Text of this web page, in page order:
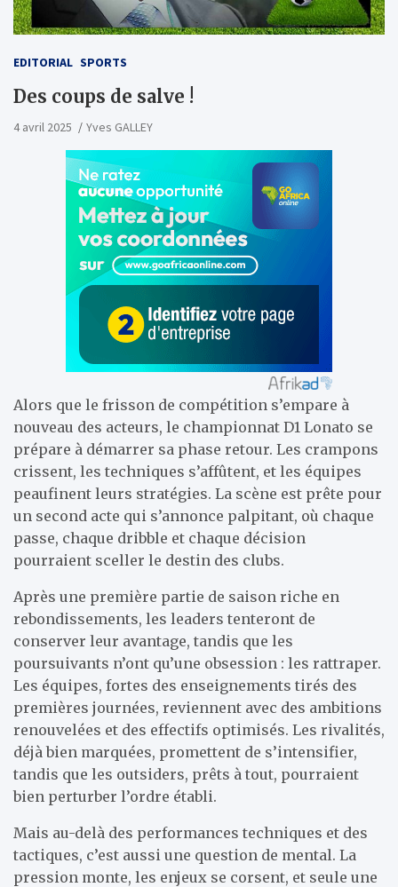
EDITORIAL SPORTS
Des coups de salve !
4 avril 2025 Yves GALLEY
Alors que le frisson de compétition s’empare à
nouveau des acteurs, le championnat D1 Lonato se
prépare à démarrer sa phase retour. Les crampons
crissent, les techniques s’affûtent, et les équipes
peaufinent leurs stratégies. La scène est prête pour
un second acte qui s’annonce palpitant, où chaque
passe, chaque dribble et chaque décision
pourraient sceller le destin des clubs.
Après une première partie de saison riche en
rebondissements, les leaders tenteront de
conserver leur avantage, tandis que les
poursuivants n’ont qu’une obsession : les rattraper.
Les équipes, fortes des enseignements tirés des
premières journées, reviennent avec des ambitions
renouvelées et des effectifs optimisés. Les rivalités,
déjà bien marquées, promettent de s’intensifier,
tandis que les outsiders, prêts à tout, pourraient
bien perturber l’ordre établi.
Mais au-delà des performances techniques et des
tactiques, c’est aussi une question de mental. La
pression monte, les enjeux se corsent, et seule une